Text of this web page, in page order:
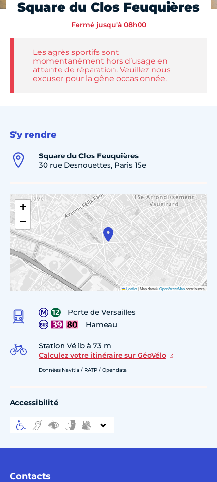
Square du Clos Feuquières
Fermé jusqu'à 08h00
Les agrès sportifs sont
momentanément hors d’usage en
attente de réparation. Veuillez nous
excuser pour la gêne occasionnée.
S'y rendre
Square du Clos Feuquières
30 rue Desnouettes, Paris 15e
+
−
Leaflet|Map data ©OpenStreetMapcontributors
Porte de Versailles
Hameau
Station Vélib à 73 m
Calculez votre itinéraire sur GéoVélo
Données Navitia / RATP / Opendata
Accessibilité
Contacts